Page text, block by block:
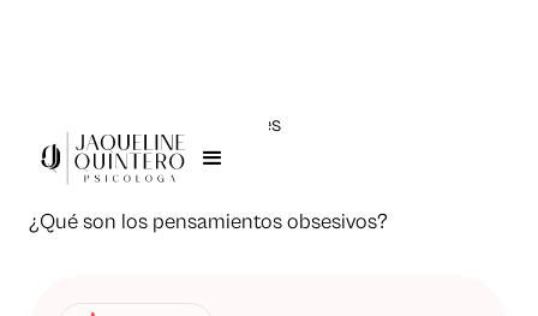
Todas las publicaciones
¿Qué son los pensamientos obsesivos?